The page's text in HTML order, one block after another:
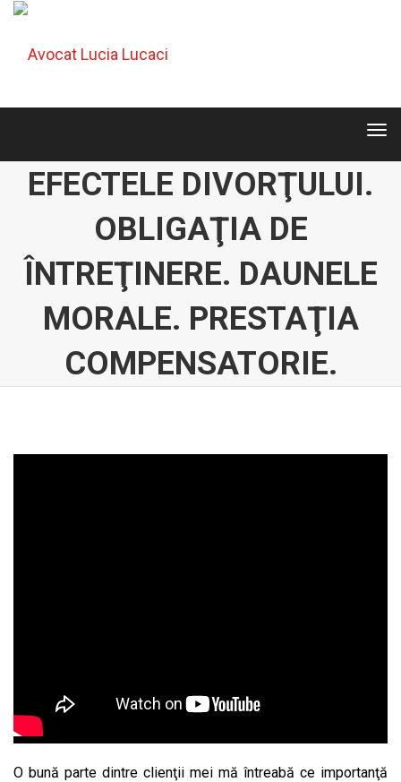
EFECTELE DIVORŢULUI.
OBLIGAŢIA DE
ÎNTREŢINERE. DAUNELE
MORALE. PRESTAŢIA
COMPENSATORIE.
O bună parte dintre clienţii mei mă întreabă ce importanţă